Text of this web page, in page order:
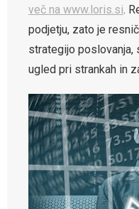
več na www.loris.si.
podjetju, zato je
strategijo
ugled pri strankah in